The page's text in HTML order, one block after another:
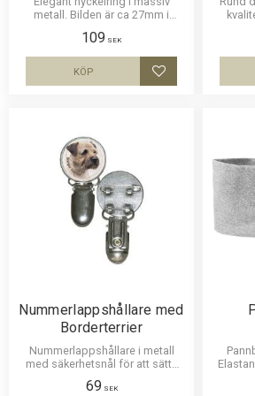
metall. Bilden är ca 27mm i
vara hållbar och ge ett uttryck av
djup i bilden.
109 SEK
Lägg till i
KÖP
10
Nummerlappshållare med
Borderterrier
Nummerlappshållare i metall
med säkerhetsnål för att sätta
klämma för nummerlappen.
69 SEK